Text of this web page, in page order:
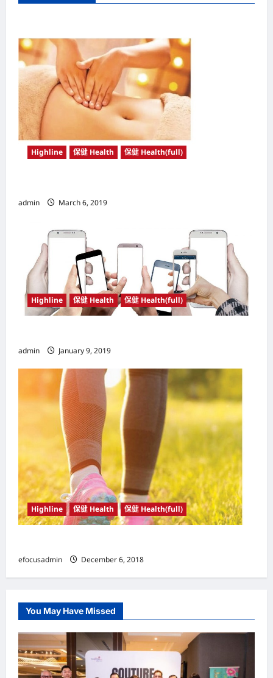
a
i
g
a
t
i
o
Highline 保健 Health 保健 Health(full)
admin March 6, 2019
Highline 保健 Health 保健 Health(full)
admin January 9, 2019
Highline 保健 Health 保健 Health(full)
efocusadmin December 6, 2018
You May Have Missed